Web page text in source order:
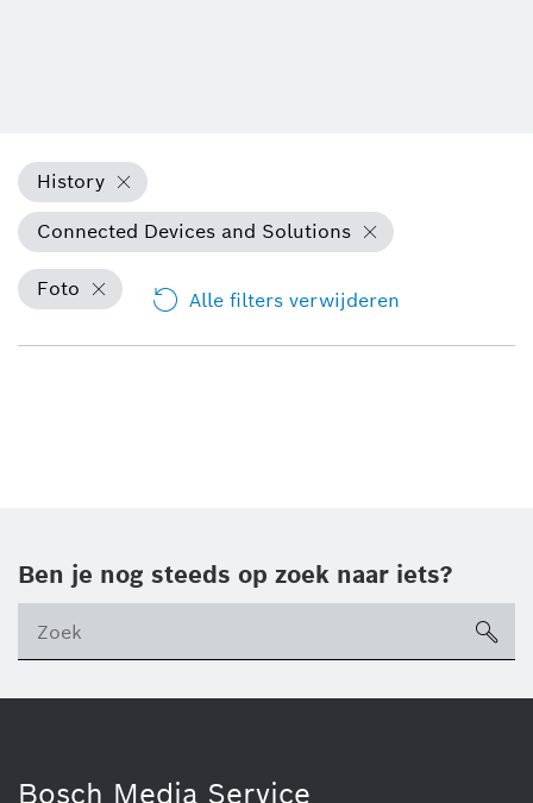
History
Connected Devices and Solutions
Foto Alle filters verwijderen
Ben je nog steeds op zoek naar iets?
Bosch Media Service